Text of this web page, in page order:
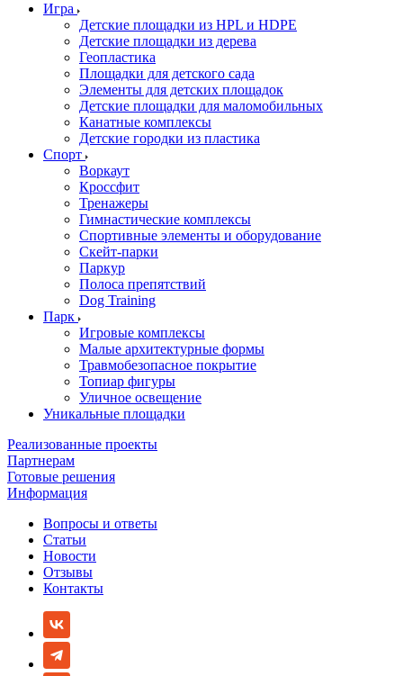
Игра
Детские площадки из HPL и HDPE
Детские площадки из дерева
Геопластика
Площадки для детского сада
Элементы для детских площадок
Детские площадки для маломобильных
Канатные комплексы
Детские городки из пластика
Спорт
Воркаут
Кроссфит
Тренажеры
Гимнастические комплексы
Спортивные элементы и оборудование
Скейт-парки
Паркур
Полоса препятствий
Dog Training
Парк
Игровые комплексы
Малые архитектурные формы
Травмобезопасное покрытие
Топиар фигуры
Уличное освещение
Уникальные площадки
Реализованные проекты
Партнерам
Готовые решения
Информация
Вопросы и ответы
Статьи
Новости
Отзывы
Контакты